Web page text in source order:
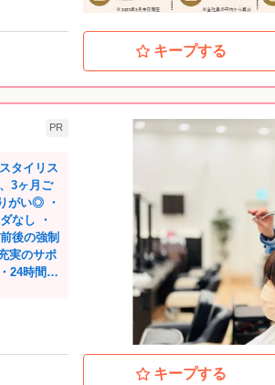
付きで
るた
に練習
セラーが
ています
キープする
PR
3ヶ月ご
がい◎ ・
後の強制
24時間相
キープする